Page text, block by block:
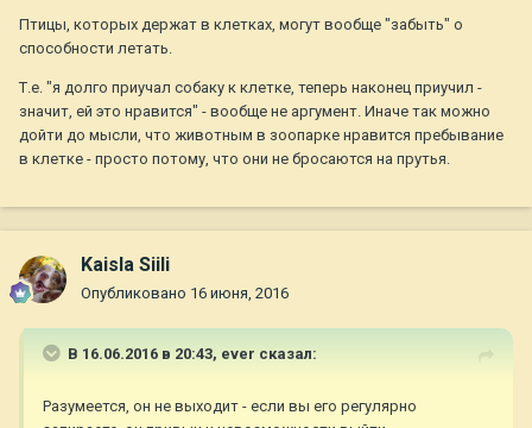
Птицы, которых держат в клетках, могут вообще "забыть" о
способности летать.
Т.е. "я долго приучал собаку к клетке, теперь наконец приучил -
значит, ей это нравится" - вообще не аргумент. Иначе так можно
дойти до мысли, что животным в зоопарке нравится пребывание
в клетке - просто потому, что они не бросаются на прутья.
Kaisla Siili
Опубликовано 16 июня, 2016
В 16.06.2016 в 20:43, ever сказал:
Разумеется, он не выходит - если вы его регулярно